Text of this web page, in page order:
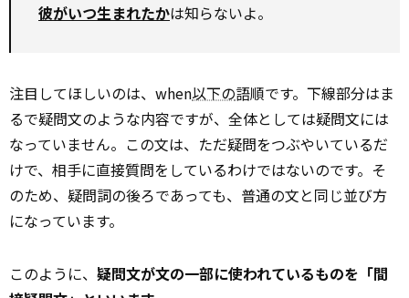
彼がいつ生まれたかは知らないよ。
注目してほしいのは、when以下の語順です。下線部分はま
るで疑問文のような内容ですが、全体としては疑問文には
なっていません。この文は、ただ疑問をつぶやいているだ
けで、相手に直接質問をしているわけではないのです。そ
のため、疑問詞の後ろであっても、普通の文と同じ並び方
になっています。
このように、 疑問文が文の一部に使われているものを「間